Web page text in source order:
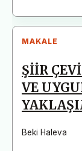
MAKALE
ŞİİR
VE
Beki Haleva